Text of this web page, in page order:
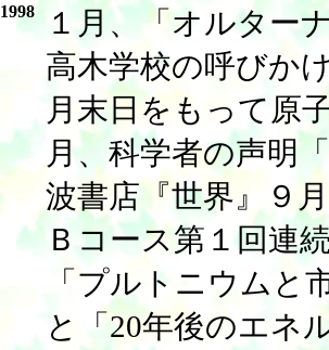
1998
１月、「オルター
高木学校の呼びか
月末日をもって原
月、科学者の声明
波書店『世界』９
Ｂコース第１回連
「プルトニウム
と「20年後のエネ